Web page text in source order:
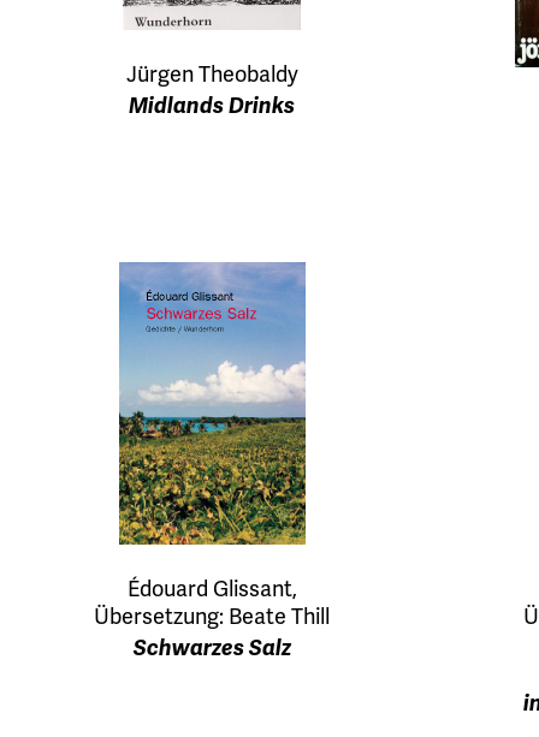
Jürgen Theobaldy
Midlands Drinks
Édouard Glissant,
Übersetzung: Beate Thill
Schwarzes Salz